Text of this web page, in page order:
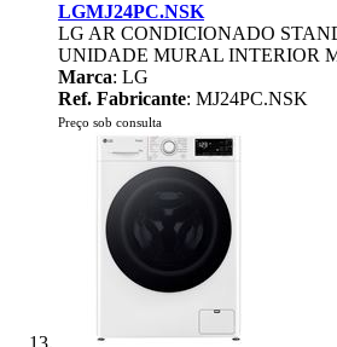
LGMJ24PC.NSK
LG AR CONDICIONADO
UNIDADE MURAL INTERIOR
Marca: LG
Ref. Fabricante: MJ24PC.NSK
Preço sob consulta